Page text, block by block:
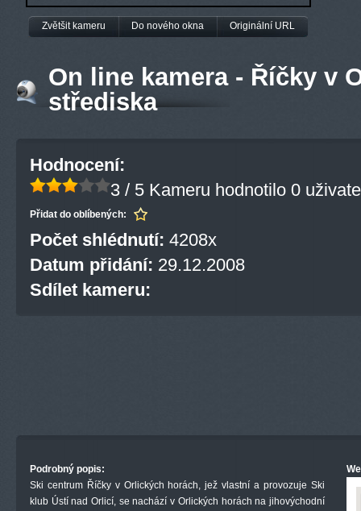
Zvětšit kameru Do nového okna Originální URL
On line kamera - Říčky v
střediska
Hodnocení:
3 / 5 Kameru hodnotilo 0
Přidat do oblíbených:
Počet shlédnutí: 4208x
Datum přidání: 29.12.2008
Sdílet kameru:
Podrobný popis:
Ski centrum Říčky v Orlických horách, jež vlastní a provozuje Ski
klub Ústí nad Orlicí, se nachází v Orlických horách na jihovýchodní